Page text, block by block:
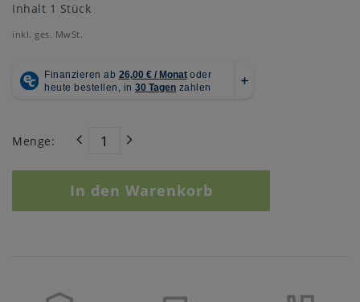
Inhalt 1 Stück
inkl. ges. MwSt.
Menge:
In den Warenkorb